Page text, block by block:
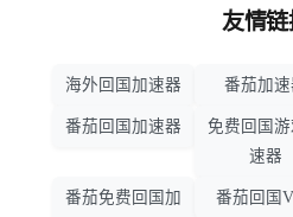
友情链
海外回国加速器 番茄加速
番茄回国加速器
免费回国游
速器
番茄免费回国加
番茄回国